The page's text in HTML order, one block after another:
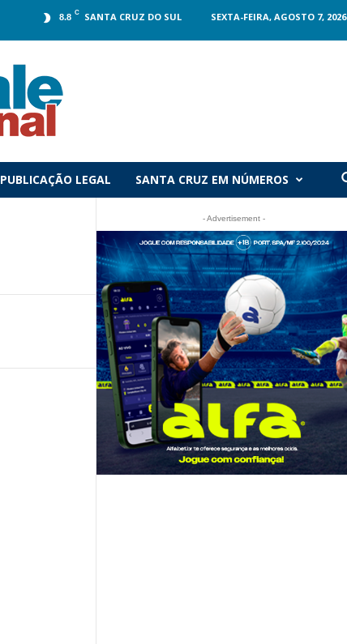
8.8 C SANTA CRUZ DO SUL SEXTA-FEIRA, AGOSTO 7, 2026
PUBLICAÇÃO LEGAL SANTA CRUZ EM NÚMEROS
- Advertisement -